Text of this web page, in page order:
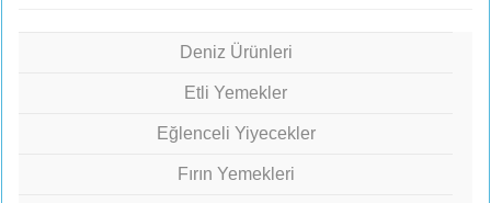
Deniz Ürünleri
Etli Yemekler
Eğlenceli Yiyecekler
Fırın Yemekleri